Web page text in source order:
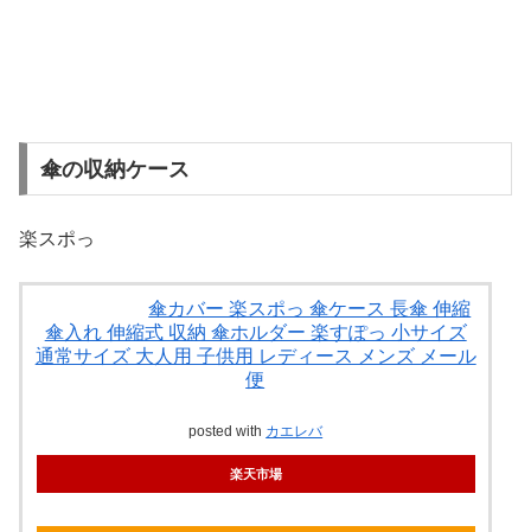
傘の収納ケース
楽スポっ
傘カバー 楽スポっ 傘ケース 長傘 伸縮
傘入れ 伸縮式 収納 傘ホルダー 楽すぽっ 小サイズ
通常サイズ 大人用 子供用 レディース メンズ メール
便
posted with カエレバ
楽天市場